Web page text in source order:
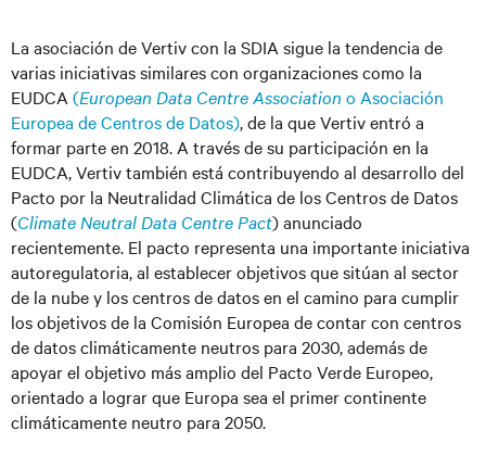
La asociación de Vertiv con la SDIA sigue la tendencia de
varias iniciativas similares con organizaciones como la
EUDCA (European Data Centre Association o Asociación
Europea de Centros de Datos), de la que Vertiv entró a
formar parte en 2018. A través de su participación en la
EUDCA, Vertiv también está contribuyendo al desarrollo del
Pacto por la Neutralidad Climática de los Centros de Datos
(Climate Neutral Data Centre Pact) anunciado
recientemente. El pacto representa una importante iniciativa
autoregulatoria, al establecer objetivos que sitúan al sector
de la nube y los centros de datos en el camino para cumplir
los objetivos de la Comisión Europea de contar con centros
de datos climáticamente neutros para 2030, además de
apoyar el objetivo más amplio del Pacto Verde Europeo,
orientado a lograr que Europa sea el primer continente
climáticamente neutro para 2050.